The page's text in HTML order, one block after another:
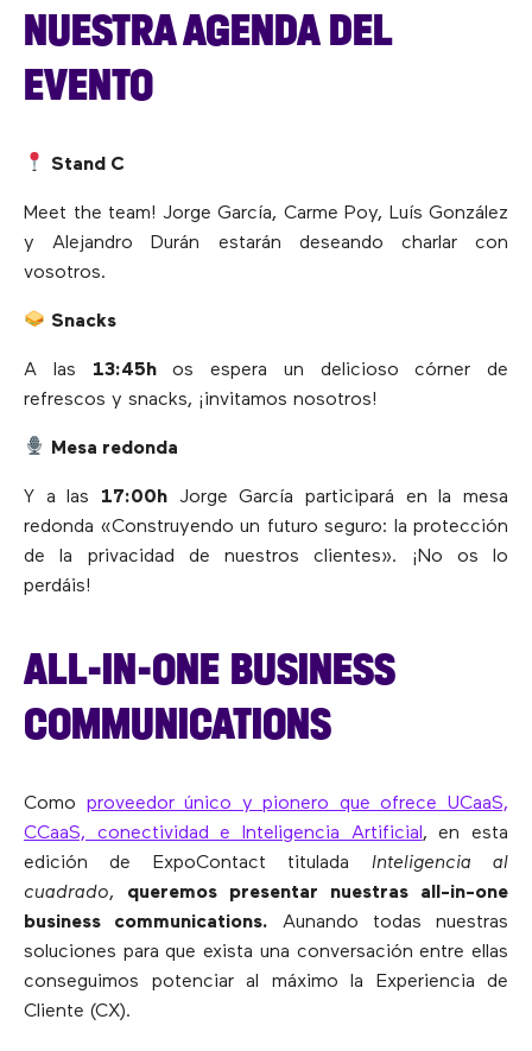
NUESTRA AGENDA DEL
EVENTO
Stand C
Meet the team! Jorge García, Carme Poy, Luís González
y Alejandro Durán estarán deseando charlar con
vosotros.
Snacks
A las 13:45hos espera un delicioso córner de
refrescos y snacks, ¡invitamos nosotros!
Mesa redonda
Y a las 17:00h Jorge García participará en la mesa
redonda «Construyendo un futuro seguro: la protección
de la privacidad de nuestros clientes». ¡No os lo
perdáis!
ALL-IN-ONE BUSINESS
COMMUNICATIONS
Como proveedor único y pionero que ofrece UCaaS,
CCaaS, conectividad e Inteligencia Artificial , en esta
edición de ExpoContact titulada Inteligencia al
cuadrado, queremos presentar nuestras all-in-one
business communications. Aunando todas nuestras
soluciones para que exista una conversación entre ellas
conseguimos potenciar al máximo la Experiencia de
Cliente (CX).